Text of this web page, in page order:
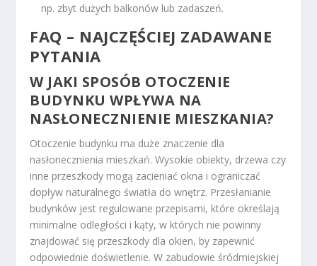
np. zbyt dużych balkonów lub zadaszeń.
FAQ – NAJCZĘŚCIEJ ZADAWANE
PYTANIA
W JAKI SPOSÓB OTOCZENIE
BUDYNKU WPŁYWA NA
NASŁONECZNIENIE MIESZKANIA?
Otoczenie budynku ma duże znaczenie dla
nasłonecznienia mieszkań. Wysokie obiekty, drzewa czy
inne przeszkody mogą zacieniać okna i ograniczać
dopływ naturalnego światła do wnętrz. Przesłanianie
budynków jest regulowane przepisami, które określają
minimalne odległości i kąty, w których nie powinny
znajdować się przeszkody dla okien, by zapewnić
odpowiednie doświetlenie. W zabudowie śródmiejskiej